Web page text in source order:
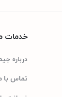
خدمات
درباره
تماس با